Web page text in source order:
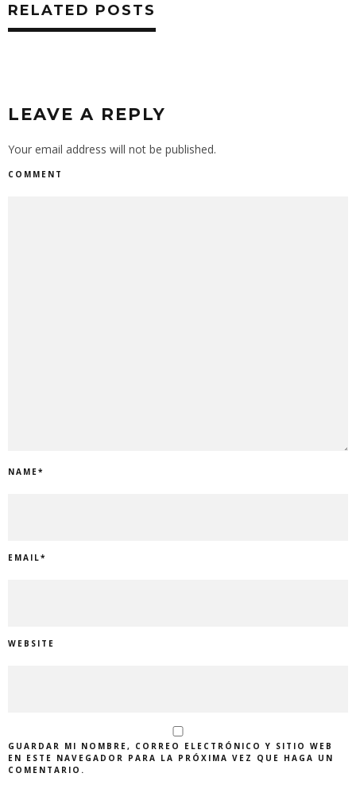
RELATED POSTS
LEAVE A REPLY
Your email address will not be published.
COMMENT
NAME*
EMAIL*
WEBSITE
GUARDAR MI NOMBRE, CORREO ELECTRÓNICO Y SITIO WEB
EN ESTE NAVEGADOR PARA LA PRÓXIMA VEZ QUE HAGA UN
COMENTARIO.